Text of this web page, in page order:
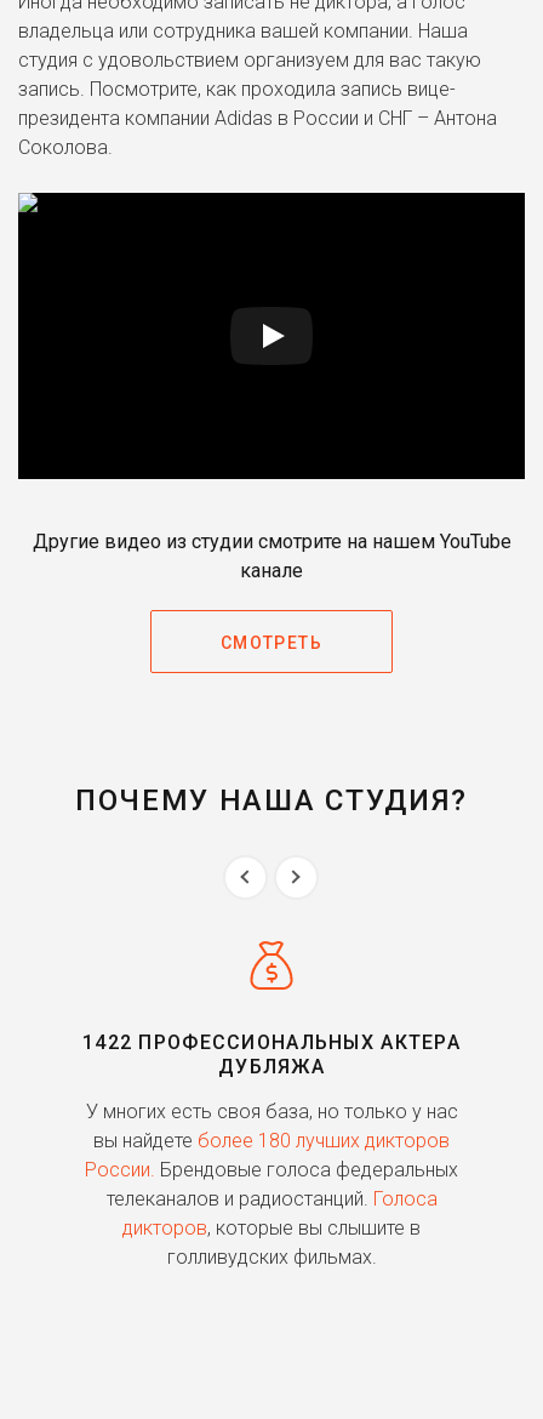
владельца или сотрудника вашей компании. Наша
студия с удовольствием организуем для вас такую
запись. Посмотрите, как проходила запись вице-
президента компании Adidas в России и СНГ – Антона
Соколова.
Другие видео из студии смотрите на нашем YouTube
канале
СМОТРЕТЬ
ПОЧЕМУ НАША СТУДИЯ?
1422 ПРОФЕССИОНАЛЬНЫХ АКТЕРА
ДУБЛЯЖА
У многих есть своя база, но только у нас
вы найдете более 180 лучших дикторов
России. Брендовые голоса федеральных
телеканалов и радиостанций. Голоса
дикторов, которые вы слышите в
голливудских фильмах.